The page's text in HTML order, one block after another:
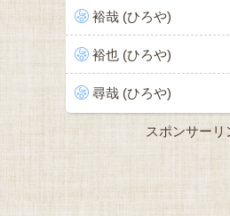
裕哉 (ひろや)
裕也 (ひろや)
尋哉 (ひろや)
スポンサーリ